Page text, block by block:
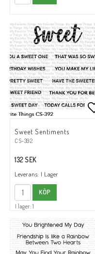
Sweet Sentiments
CS-392
132 SEK
I lager: 1
Leverans: I Lager
KÖP